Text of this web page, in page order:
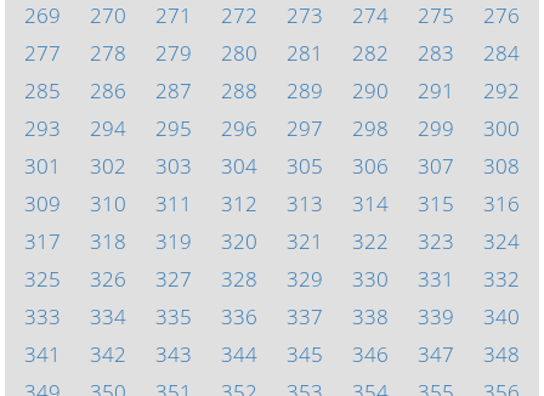
269
270 271 272 273 274 275
276
277
278 279 280 281 282 283
284
285
286 287 288 289 290 291
292
293
294 295 296 297 298 299
300
301
302 303 304 305 306 307
308
309
310 311 312 313 314 315
316
317
318 319 320 321 322 323
324
325
326 327 328 329 330 331
332
333
334 335 336 337 338 339
340
341
342 343 344 345 346 347
348